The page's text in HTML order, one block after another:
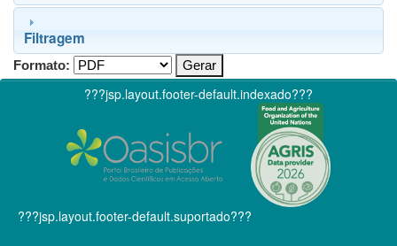
Filtragem
Formato:
???jsp.layout.footer-default.indexado???
???jsp.layout.footer-default.suportado???